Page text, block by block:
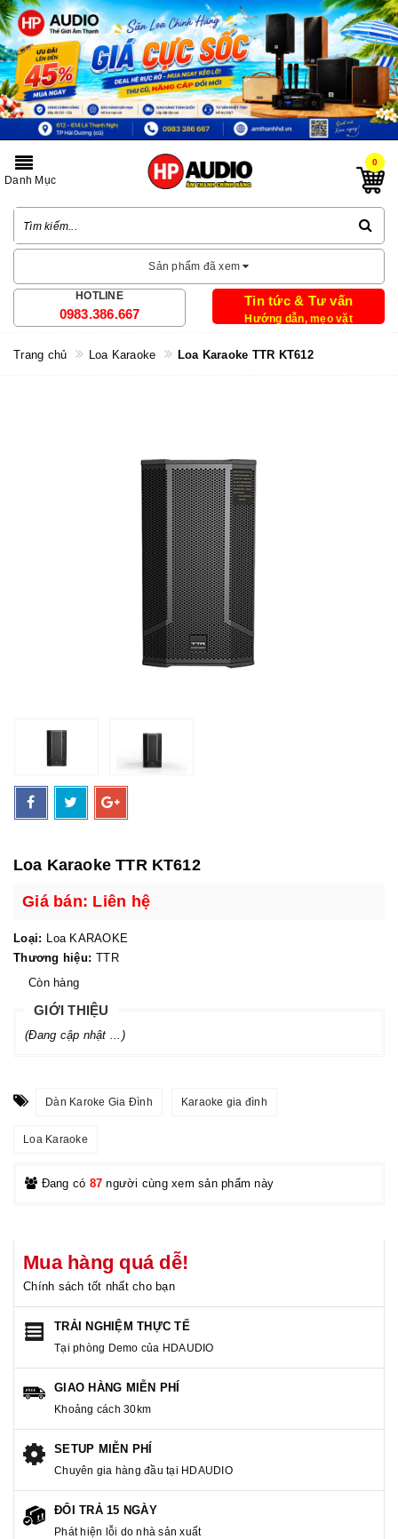
0
Danh Mục
Sản phẩm đã xem
HOTLINE
0983.386.667
Tin tức & Tư vấn
Hướng dẫn, mẹo vặt
Trang chủ Loa Karaoke Loa Karaoke TTR KT612
Loa Karaoke TTR KT612
Giá bán: Liên hệ
Loại:
Loa KARAOKE
Thương hiệu: TTR
Còn hàng
GIỚI THIỆU
(Đang cập nhật ...)
Dàn Karoke Gia Đình Karaoke gia đình
Loa Karaoke
Đang có 87 người cùng xem sản phẩm này
Mua hàng quá dễ!
Chính sách tốt nhất cho bạn
TRẢI NGHIỆM THỰC TẾ
Tại phòng Demo của HDAUDIO
GIAO HÀNG MIỄN PHÍ
Khoảng cách 30km
SETUP MIỄN PHÍ
Chuyên gia hàng đầu tại HDAUDIO
ĐỔI TRẢ 15 NGÀY
Phát hiện lỗi do nhà sản xuất